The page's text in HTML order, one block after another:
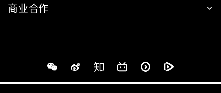
商业合作